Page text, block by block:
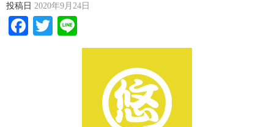
投稿日 2020年9月24日
Facebook
Twitter